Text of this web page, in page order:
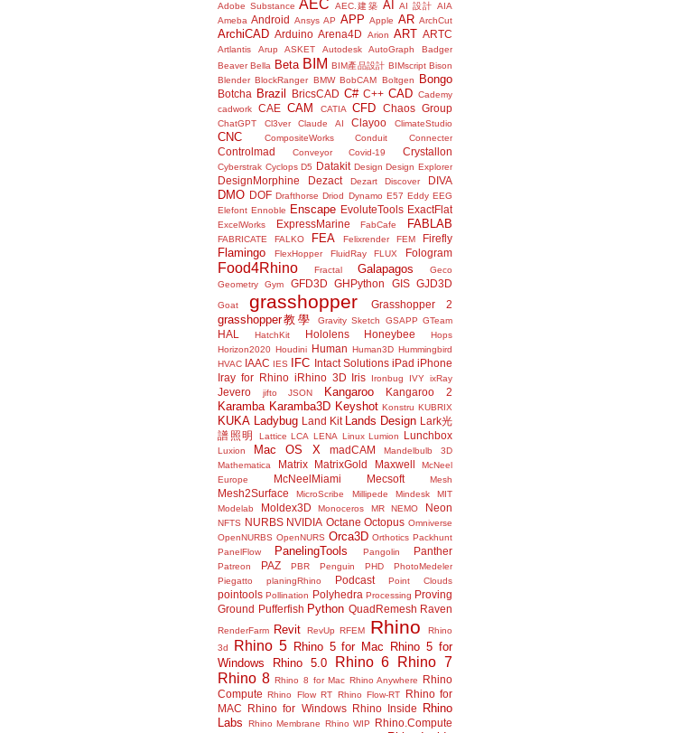
Adobe Substance AEC AEC.建築 AI AI 設計 AIA
Ameba Android Ansys AP APP Apple AR ArchCut
ArchiCAD Arduino Arena4D Arion ART ARTC
Artlantis Arup ASKET Autodesk AutoGraph
Badger
Beaver Bella Beta BIM BIM產品設計 BIMscript Bison
Blender BlockRanger BMW BobCAM Boltgen Bongo
Botcha Brazil BricsCAD C# C++ CAD Cademy
cadwork
CAE CAM CATIA CFD Chaos Group
ChatGPT Cl3ver Claude AI Clayoo ClimateStudio
CNC CompositeWorks Conduit Connecter
Controlmad Conveyor Covid-19 Crystallon
Cyberstrak Cyclops D5 Datakit Design Design Explorer
DesignMorphine Dezact Dezart Discover DIVA
DMO DOF Drafthorse Driod Dynamo E57 Eddy EEG
Elefont Ennoble Enscape EvoluteTools ExactFlat
ExcelWorks ExpressMarine FabCafe FABLAB
FABRICATE FALKO FEA Felixrender FEM Firefly
Flamingo FlexHopper FluidRay FLUX Fologram
Food4Rhino Fractal Galapagos
Geco
Geometry Gym
GFD3D GHPython GIS GJD3D
Goat grasshopper Grasshopper 2
grasshopper教學 Gravity Sketch GSAPP GTeam
HAL HatchKit Hololens Honeybee
Hops
Horizon2020 Houdini Human Human3D Hummingbird
HVAC IAAC IES IFC Intact Solutions iPad iPhone
Iray for Rhino iRhino 3D Iris Ironbug IVY ixRay
Jevero jifto JSON Kangaroo Kangaroo 2
Karamba Karamba3D Keyshot Konstru KUBRIX
KUKA Ladybug Land Kit Lands Design Lark光
譜照明
Lattice LCA LENA Linux Lumion Lunchbox
Luxion Mac OS X madCAM
Mandelbulb 3D
Mathematica
Matrix MatrixGold Maxwell
McNeel
Europe
McNeelMiami Mecsoft Mesh
Mesh2Surface MicroScribe Millipede Mindesk
MIT
Modelab
Moldex3D Monoceros MR NEMO Neon
NFTS NURBS NVIDIA Octane Octopus Omniverse
OpenNURBS OpenNURS Orca3D Orthotics Packhunt
PanelFlow
PanelingTools Pangolin Panther
Patreon PAZ PBR Penguin PHD
PhotoMedeler
Piegatto
planingRhino Podcast Point Clouds
pointools Pollination Polyhedra Processing Proving
Ground Pufferfish Python QuadRemesh Raven
RenderFarm Revit RevUp RFEM Rhino
Rhino
3d
Rhino 5 Rhino 5 for Mac
Rhino 5 for
Windows
Rhino 5.0 Rhino 6
Rhino 7
Rhino 8 Rhino 8 for Mac Rhino Anywhere
Rhino
Compute Rhino Flow RT Rhino Flow-RT
Rhino for
MAC
Rhino for Windows Rhino Inside
Rhino
Labs
Rhino Membrane Rhino WIP Rhino.Compute